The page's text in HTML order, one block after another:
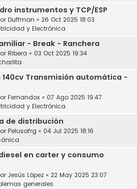
instrumentos y TCP/ESP
Duffman « 26 Oct 2025 18:03
y Electrónica
- Break - Ranchera
Ribera « 03 Oct 2025 19:34
140cv Transmisión automática -
Fernandox « 07 Ago 2025 19:47
y Electrónica
de distribución
Pelusafrg « 04 Jul 2025 18:16
diesel en carter y consumo
Jesús López « 22 May 2025 23:07
generales